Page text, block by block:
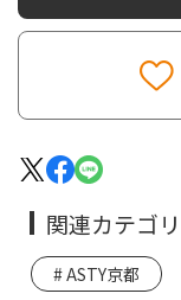
関連カテゴリ
ASTY京都